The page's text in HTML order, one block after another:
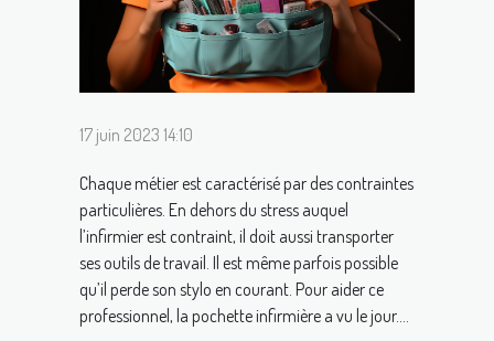
17 juin 2023 14:10
Chaque métier est caractérisé par des contraintes
particulières. En dehors du stress auquel
l’infirmier est contraint, il doit aussi transporter
ses outils de travail. Il est même parfois possible
qu’il perde son stylo en courant. Pour aider ce
professionnel, la pochette infirmière a vu le jour....